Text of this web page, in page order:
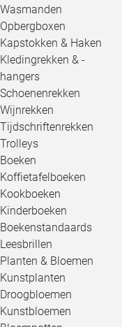
Wasmanden
Opbergboxen
Kapstokken & Haken
Kledingrekken & -
hangers
Schoenenrekken
Wijnrekken
Tijdschriftenrekken
Trolleys
Boeken
Koffietafelboeken
Kookboeken
Kinderboeken
Boekenstandaards
Leesbrillen
Planten & Bloemen
Kunstplanten
Droogbloemen
Kunstbloemen